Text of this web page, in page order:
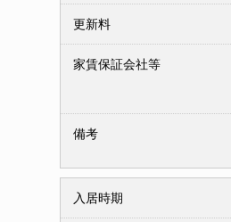
更新料
家賃保証会社等
備考
入居時期